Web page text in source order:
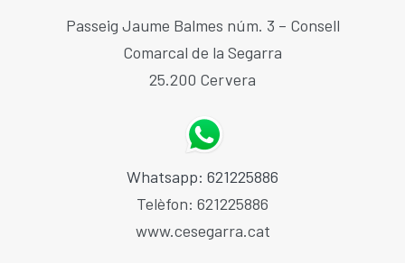
Passeig Jaume Balmes núm. 3 – Consell
Comarcal de la Segarra
25.200 Cervera
Whatsapp: 621225886
Telèfon: 621225886
www.cesegarra.cat